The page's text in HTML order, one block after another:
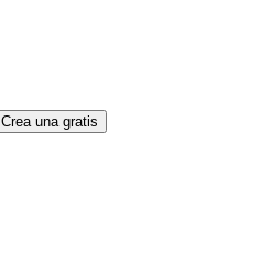
Crea una gratis